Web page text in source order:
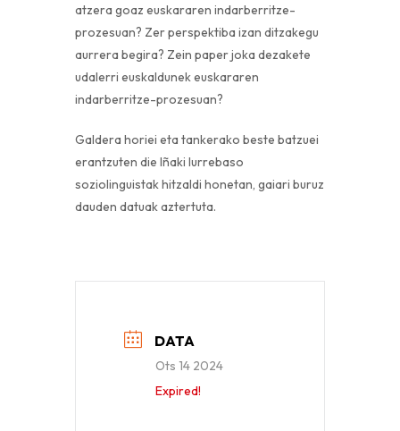
atzera goaz euskararen indarberritze-
prozesuan? Zer perspektiba izan ditzakegu
aurrera begira? Zein paper joka dezakete
udalerri euskaldunek euskararen
indarberritze-prozesuan?
Galdera horiei eta tankerako beste batzuei
erantzuten die Iñaki Iurrebaso
soziolinguistak hitzaldi honetan, gaiari buruz
dauden datuak aztertuta.
DATA
Ots 14 2024
Expired!